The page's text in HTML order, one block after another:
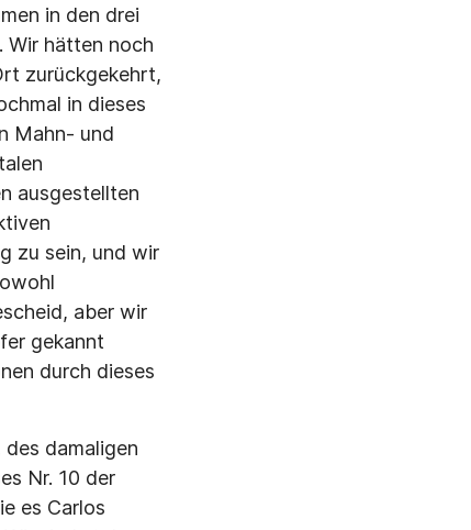
in den drei
Wir hätten noch
zurückgekehrt,
in dieses
Mahn- und
ausgestellten
zu sein, und wir
aber wir
gekannt
durch dieses
damaligen
Nr. 10 der
es Carlos